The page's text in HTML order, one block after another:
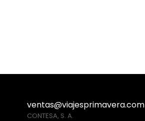
ventas@viajesprimavera.com
CONTESA, S. A.